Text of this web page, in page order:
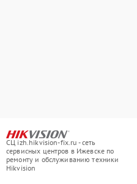
СЦ izh.hikvision-fix.ru - сеть
сервисных центров в Ижевске по
ремонту и обслуживанию техники
Hikvision